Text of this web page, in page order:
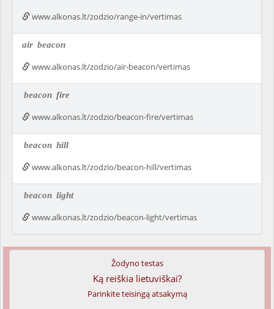
www.alkonas.lt/zodzio/range-in/vertimas
air beacon
www.alkonas.lt/zodzio/air-beacon/vertimas
beacon fire
www.alkonas.lt/zodzio/beacon-fire/vertimas
beacon hill
www.alkonas.lt/zodzio/beacon-hill/vertimas
beacon light
www.alkonas.lt/zodzio/beacon-light/vertimas
Žodyno testas
Ką reiškia lietuviškai?
Parinkite teisingą atsakymą